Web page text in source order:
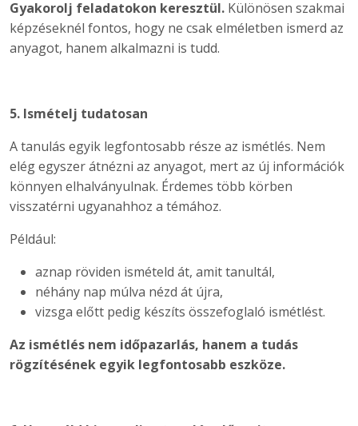
Gyakorolj feladatokon keresztül. Különösen szakmai
képzéseknél fontos, hogy ne csak elméletben ismerd az
anyagot, hanem alkalmazni is tudd.
5. Ismételj tudatosan
A tanulás egyik legfontosabb része az ismétlés. Nem
elég egyszer átnézni az anyagot, mert az új információk
könnyen elhalványulnak. Érdemes több körben
visszatérni ugyanahhoz a témához.
Például:
aznap röviden ismételd át, amit tanultál,
néhány nap múlva nézd át újra,
vizsga előtt pedig készíts összefoglaló ismétlést.
Az ismétlés nem időpazarlás, hanem a tudás
rögzítésének egyik legfontosabb eszköze.